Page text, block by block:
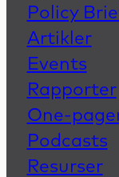
Policy
Artikler
Events
Rapporter
One-
Podcasts
Resurser